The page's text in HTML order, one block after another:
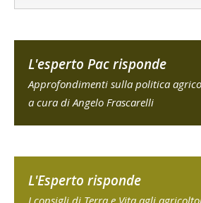
L'esperto Pac risponde
Approfondimenti sulla politica
a cura di Angelo Frascarelli
L'Esperto risponde